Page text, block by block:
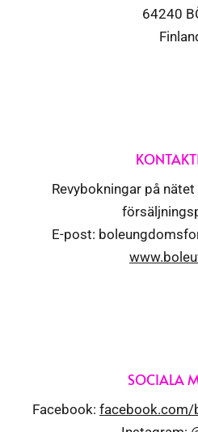
64240
Revybokningar på
E-post:
SOCIALA
Facebook: facebook.com/